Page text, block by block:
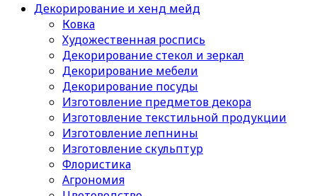
Декорирование и хенд мейд
Ковка
Художественная роспись
Декорирование стекол и зеркал
Декорирование мебели
Декорирование посуды
Изготовление предметов декора
Изготовление текстильной продукции
Изготовление лепнины
Изготовление скульптур
Флористика
Агрономия